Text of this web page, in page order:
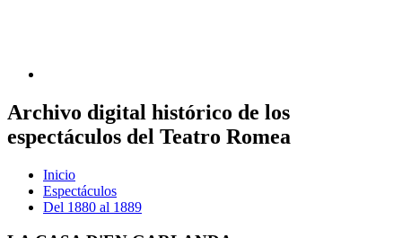
Archivo digital histórico de los
espectáculos del Teatro Romea
Inicio
Espectáculos
Del 1880 al 1889